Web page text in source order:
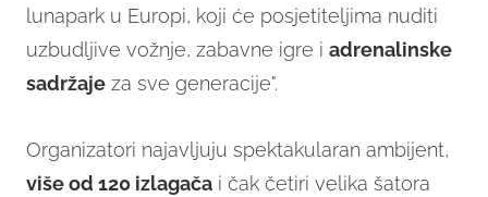
lunapark u Europi, koji će posjetiteljima nuditi
uzbudljive vožnje, zabavne igre i adrenalinske
sadržaje za sve generacije".
Organizatori najavljuju spektakularan ambijent,
više od 120 izlagača i čak četiri velika šatora